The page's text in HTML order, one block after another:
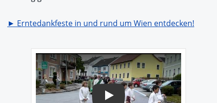
► Erntedankfeste in und rund um Wien entdecken!
Play